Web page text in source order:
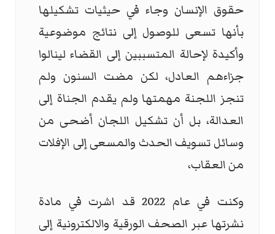
حقوق الإنسان وجاء في حيثيات تشكيلها
بأنها تسعى للوصول إلى نتائج موضوعية
وأكيدة لإحالة المتسببين إلى القضاء لينالوا
جزاءهم العادل، لكن مضت السنون ولم
تنجز اللجنة مهمتها ولم يقدم الجناة إلى
العدالة، بل أن تشكيل اللجان أضحى من
وسائل تسويف الحدث والمسعى إلى الإفلات
من العقاب،
وكنت في عام 2022 قد اشرت في مادة
نشرتها عبر الصحف الورقية والالكترونية إلى